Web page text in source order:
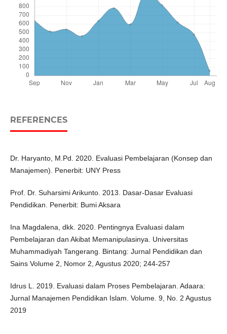
REFERENCES
Dr. Haryanto, M.Pd. 2020. Evaluasi Pembelajaran (Konsep dan
Manajemen). Penerbit: UNY Press
Prof. Dr. Suharsimi Arikunto. 2013. Dasar-Dasar Evaluasi
Pendidikan. Penerbit: Bumi Aksara
Ina Magdalena, dkk. 2020. Pentingnya Evaluasi dalam
Pembelajaran dan Akibat Memanipulasinya. Universitas
Muhammadiyah Tangerang. Bintang: Jurnal Pendidikan dan
Sains Volume 2, Nomor 2, Agustus 2020; 244-257
Idrus L. 2019. Evaluasi dalam Proses Pembelajaran. Adaara:
Jurnal Manajemen Pendidikan Islam. Volume. 9, No. 2 Agustus
2019